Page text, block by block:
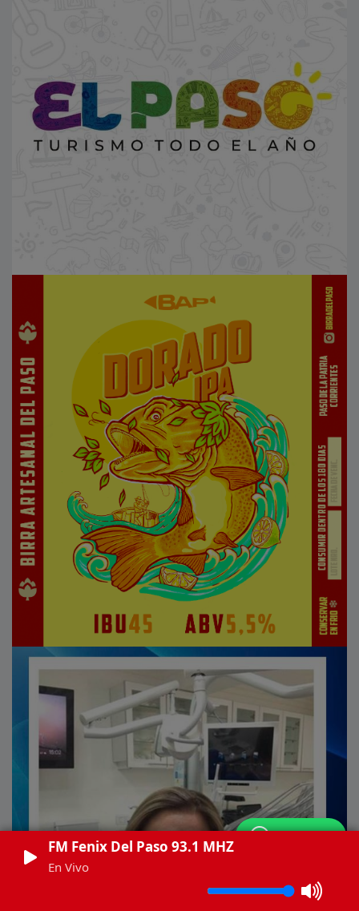
FM Fenix Del Paso 93.1 MHZ
En Vivo
WhatsApp